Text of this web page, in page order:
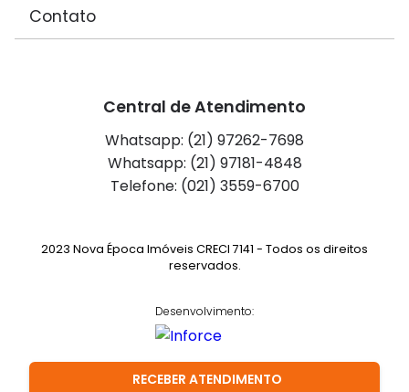
RECEBER ATENDIMENTO
Contato
Central de Atendimento
Whatsapp: (21) 97262-7698
Whatsapp: (21) 97181-4848
Telefone: (021) 3559-6700
2023 Nova Época Imóveis CRECI 7141 - Todos os direitos
reservados.
Desenvolvimento: